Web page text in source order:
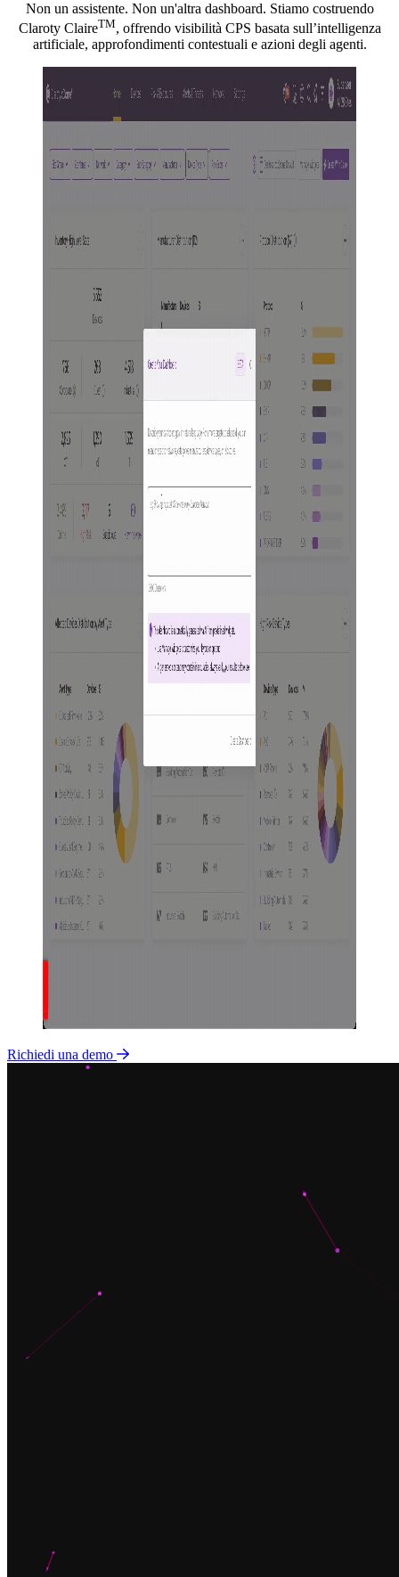
Non un assistente. Non un'altra dashboard. Stiamo costruendo
Claroty ClaireTM, offrendo visibilità CPS basata sull’intelligenza
artificiale, approfondimenti contestuali e azioni degli agenti.
Richiedi una demo